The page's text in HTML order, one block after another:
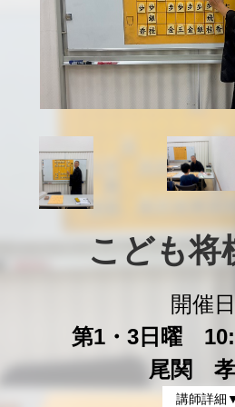
こども将
開催日
第1・3日曜
尾関
講師詳細